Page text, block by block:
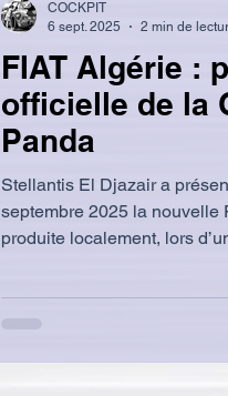
FIAT Algérie :
officielle de la
Panda
Stellantis El Djazair a
septembre 2025 la nouvelle
produite localement, lors
COCKPIT
6 sept. 2025
2 min de